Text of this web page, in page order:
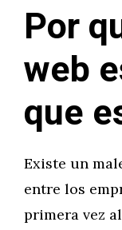
Por
web
que
Existe un
entre los
primera vez